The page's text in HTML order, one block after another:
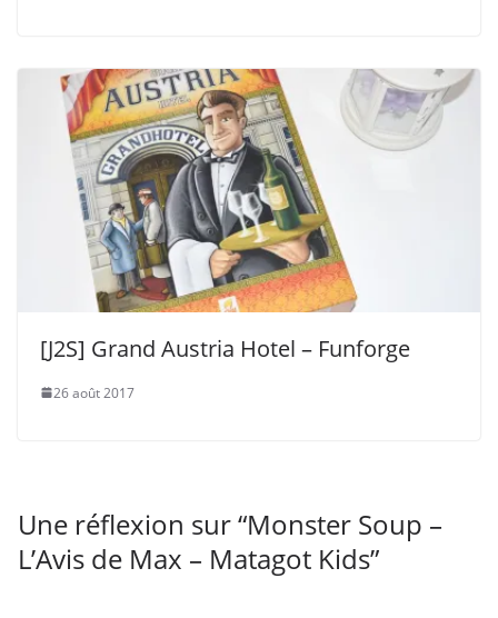
[J2S] Grand Austria Hotel – Funforge
26 août 2017
Une réflexion sur “Monster Soup –
L’Avis de Max – Matagot Kids”